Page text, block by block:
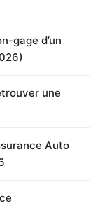
gage d’un
une
Auto